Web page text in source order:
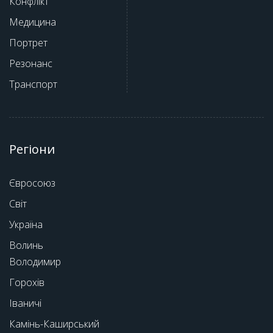
Медицина
Портрет
Резонанс
Транспорт
Регіони
Євросоюз
Світ
Україна
Волинь
Володимир
Горохів
Іваничі
Камінь-Каширський